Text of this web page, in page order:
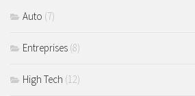
Auto (7)
Entreprises (8)
High Tech (12)